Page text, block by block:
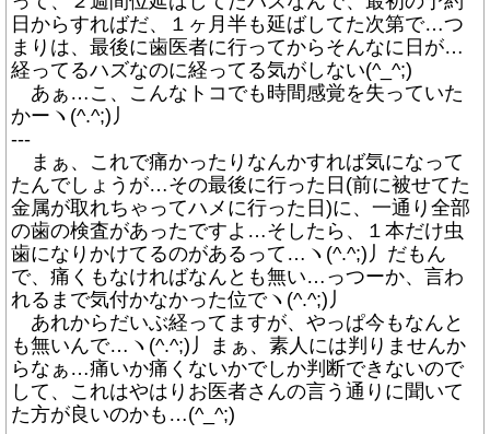
日からすればだ、１ヶ月半も延ばしてた次第で…つ
まりは、最後に歯医者に行ってからそんなに日が…
経ってるハズなのに経ってる気がしない(^_^;)
あぁ…こ、こんなトコでも時間感覚を失っていた
かーヽ(^.^;)丿
---
まぁ、これで痛かったりなんかすれば気になって
たんでしょうが…その最後に行った日(前に被せてた
金属が取れちゃってハメに行った日)に、一通り全部
の歯の検査があったですよ…そしたら、１本だけ虫
歯になりかけてるのがあるって…ヽ(^.^;)丿だもん
で、痛くもなければなんとも無い…っつーか、言わ
れるまで気付かなかった位でヽ(^.^;)丿
あれからだいぶ経ってますが、やっぱ今もなんと
も無いんで…ヽ(^.^;)丿まぁ、素人には判りませんか
らなぁ…痛いか痛くないかでしか判断できないので
して、これはやはりお医者さんの言う通りに聞いて
た方が良いのかも…(^_^;)